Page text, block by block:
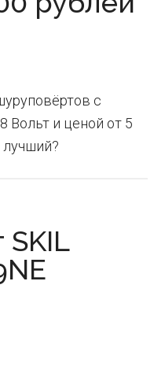
с
Вольт и ценой от 5
лучший?